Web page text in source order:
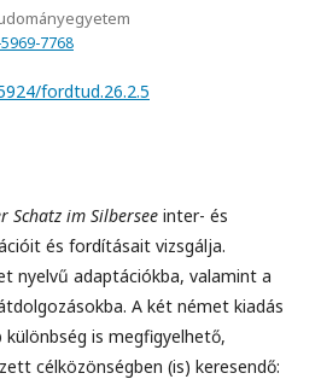
7768
fordtud.26.2.5
Schatz im Silbersee inter- és
és fordításait vizsgálja.
nyelvű adaptációkba, valamint a
A két német kiadás
is megfigyelhető,
célközönségben (is) keresendő: